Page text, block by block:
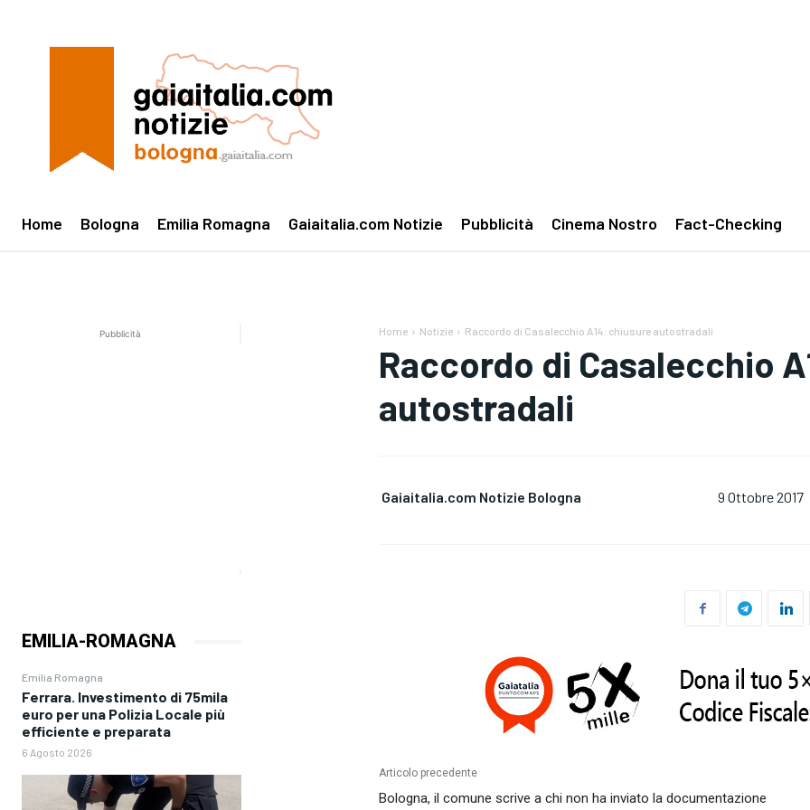
Home Bologna Emilia Romagna Gaiaitalia.com Notizie Pubblicità Cinema Nostro Fact-Checking
Pubblicità
EMILIA-ROMAGNA
Emilia Romagna
Ferrara. Investimento di 75mila
euro per una Polizia Locale più
efficiente e preparata
6 Agosto 2026
Home Notizie Raccordo di Casalecchio A14: chiusure autostradali
Raccordo di Casalecchio
autostradali
Gaiaitalia.com Notizie Bologna 9 Ottobre 2017
Articolo precedente
Bologna, il comune scrive a chi non ha inviato la documentazione